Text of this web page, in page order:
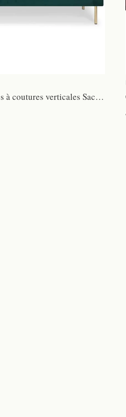
Canapé moderne 3 places à coutures verticales Sacramento Velours Vert